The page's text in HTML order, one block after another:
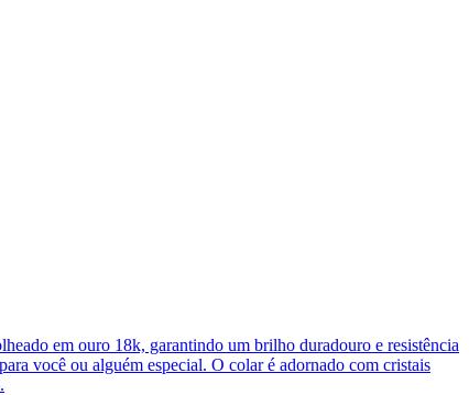
em ouro 18k, garantindo um brilho duradouro e resistência
você ou alguém especial. O colar é adornado com cristais